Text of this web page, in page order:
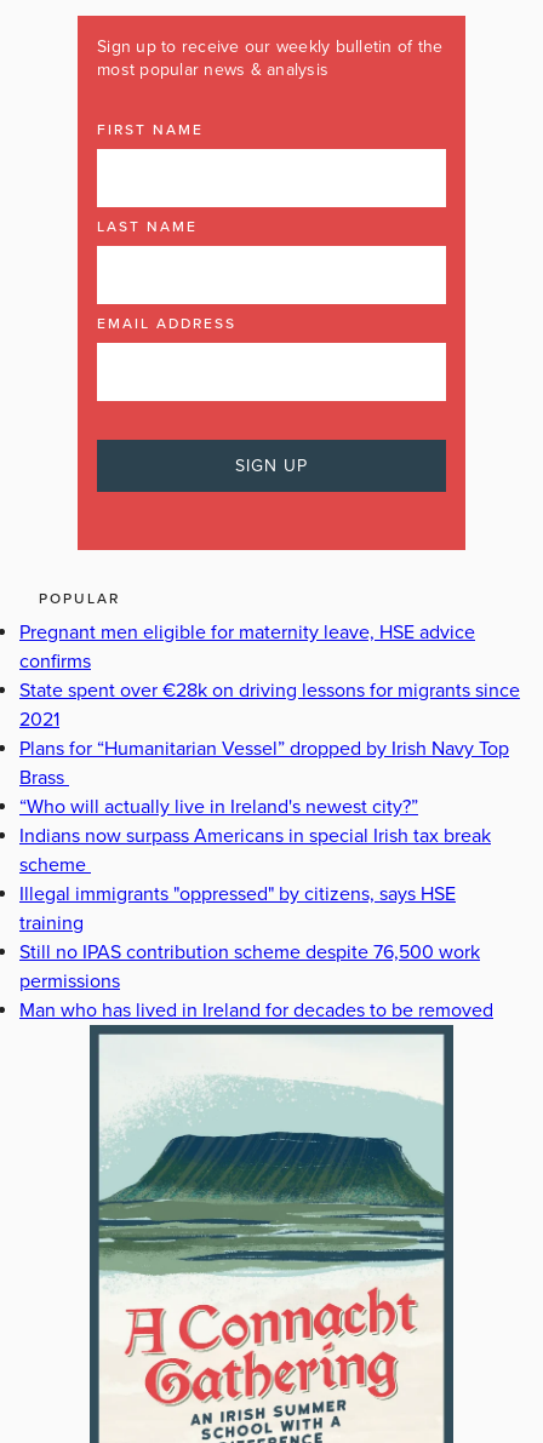
Sign up to receive our weekly bulletin of the
most popular news & analysis
FIRST NAME
LAST NAME
EMAIL ADDRESS
POPULAR
Pregnant men eligible for maternity leave, HSE advice
confirms
State spent over €28k on driving lessons for migrants since
2021
Plans for “Humanitarian Vessel” dropped by Irish Navy Top
Brass
“Who will actually live in Ireland's newest city?”
Indians now surpass Americans in special Irish tax break
scheme
Illegal immigrants "oppressed" by citizens, says HSE
training
Still no IPAS contribution scheme despite 76,500 work
permissions
Man who has lived in Ireland for decades to be removed